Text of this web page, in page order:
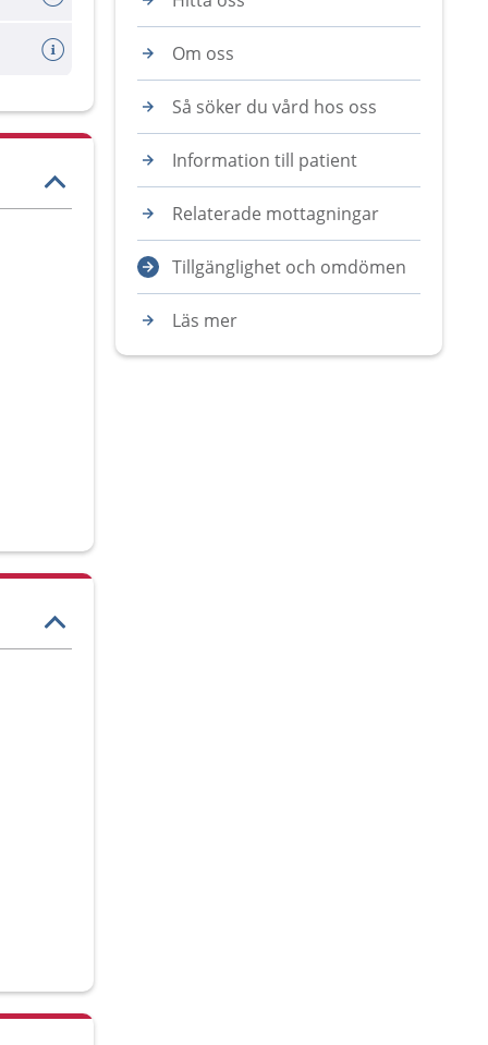
Om oss
Så söker du vård hos oss
Information till patient
Relaterade mottagningar
Tillgänglighet och omdömen
Läs mer